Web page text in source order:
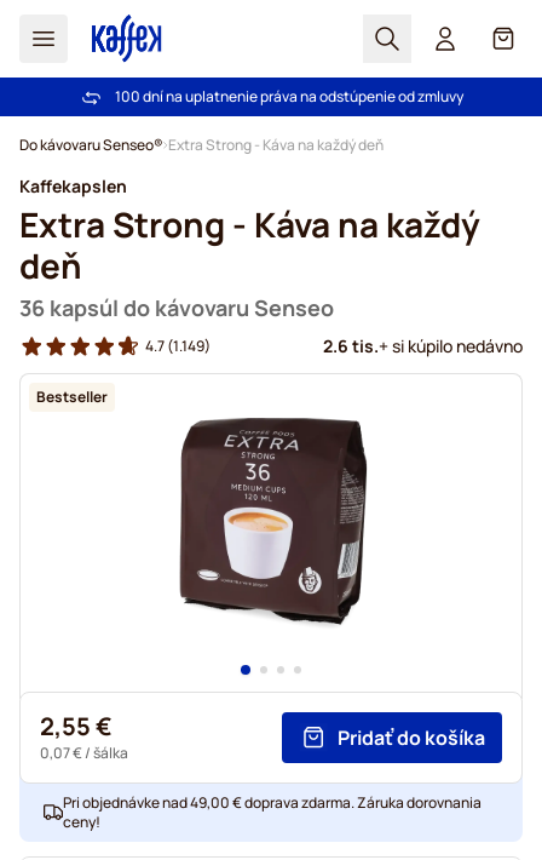
Hľadať Košík
Pri objednávke nad 49,00 € doprava zdarma
100 dní na uplatnenie práva na odstúpenie od zmluvy
Do kávovaru Senseo® Extra Strong - Káva na každý deň
Bestseller
Kaffekapslen
Extra Strong - Káva na každý
deň
36 kapsúl do kávovaru Senseo
4.7(1.149) 2.6 tis.+ si kúpilo nedávno
2,55 €
0,07 €/ šálka
Pridať do košíka
Pri objednávke nad 49,00 € doprava zdarma. Záruka dorovnania
ceny!